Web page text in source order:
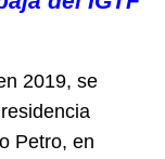
2019, se
Petro, en